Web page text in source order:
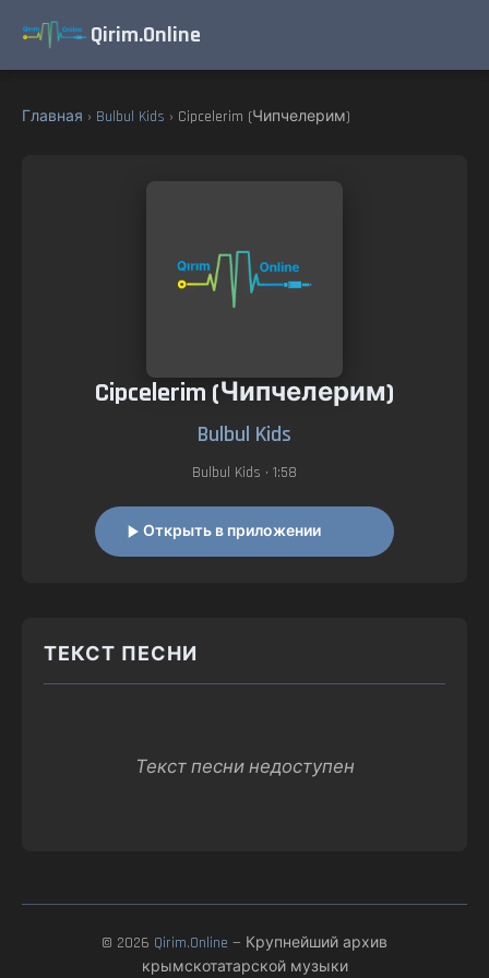
Qirim.Online
Главная › Bulbul Kids › Cipcelerim (Чипчелерим)
Cipcelerim (Чипчелерим)
Bulbul Kids
Bulbul Kids • 1:58
Открыть в приложении
ТЕКСТ ПЕСНИ
Текст песни недоступен
© 2026 Qirim.Online — Крупнейший архив
крымскотатарской музыки